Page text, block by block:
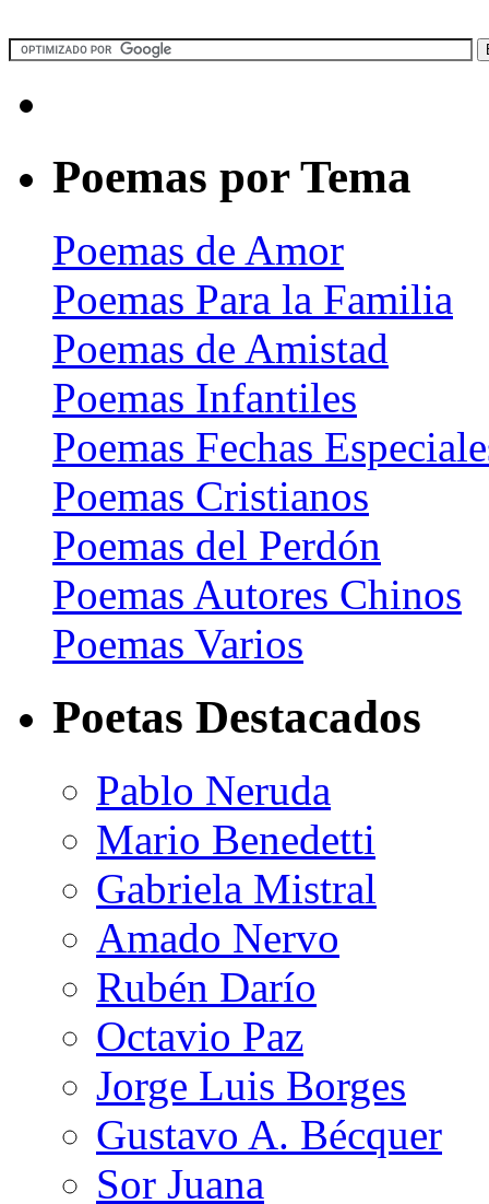
Poemas por Tema
Poemas de Amor
Poemas Para la Familia
Poemas de Amistad
Poemas Infantiles
Poemas Fechas
Poemas Cristianos
Poemas del Perdón
Poemas Autores Chinos
Poemas Varios
Poetas Destacados
Pablo Neruda
Mario Benedetti
Gabriela Mistral
Amado Nervo
Rubén Darío
Octavio Paz
Jorge Luis Borges
Gustavo A. Bécquer
Sor Juana